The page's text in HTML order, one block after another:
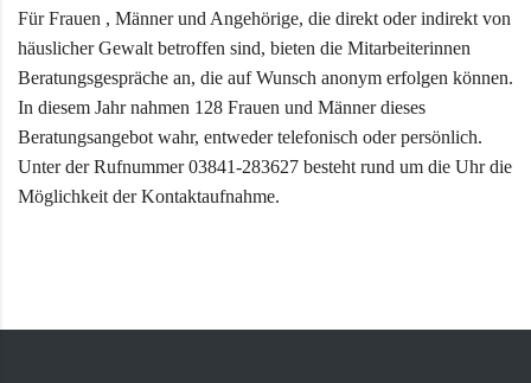
Für Frauen , Männer und Angehörige, die direkt oder indirekt von
häuslicher Gewalt betroffen sind, bieten die Mitarbeiterinnen
Beratungsgespräche an, die auf Wunsch anonym erfolgen können.
In diesem Jahr nahmen 128 Frauen und Männer dieses
Beratungsangebot wahr, entweder telefonisch oder persönlich.
Unter der Rufnummer 03841-283627 besteht rund um die Uhr die
Möglichkeit der Kontaktaufnahme.